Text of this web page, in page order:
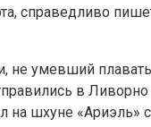
справедливо
не умевший
в Ливорно
на шхуне «Ариэль»